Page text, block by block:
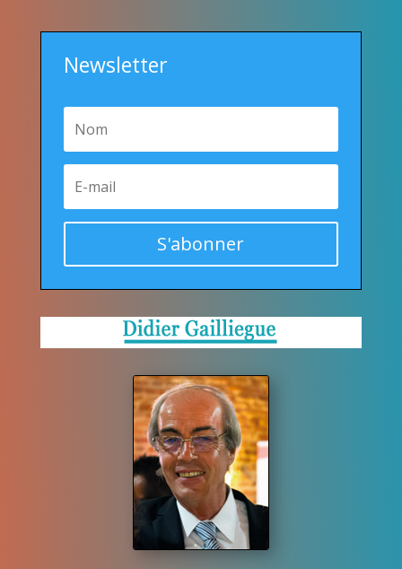
Newsletter
S'abonner